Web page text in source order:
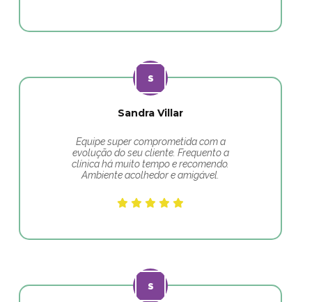
Sandra Villar
Equipe super comprometida com a
evolução do seu cliente. Frequento a
clínica há muito tempo e recomendo.
Ambiente acolhedor e amigável.